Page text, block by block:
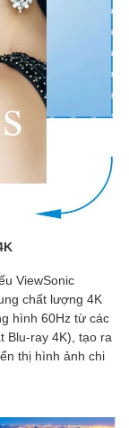
ViewSonic
chất lượng 4K
hình 60Hz từ các
Blu-ray 4K), tạo ra
thị hình ảnh chi